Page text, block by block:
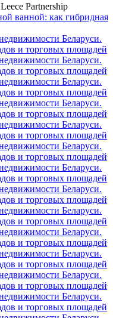
Partnership
ванной: как гибридная
Беларуси.
и торговых площадей
Беларуси.
и торговых площадей
Беларуси.
и торговых площадей
Беларуси.
и торговых площадей
Беларуси.
и торговых площадей
Беларуси.
и торговых площадей
Беларуси.
и торговых площадей
Беларуси.
и торговых площадей
Беларуси.
и торговых площадей
Беларуси.
и торговых площадей
Беларуси.
и торговых площадей
Беларуси.
и торговых площадей
Беларуси.
и торговых площадей